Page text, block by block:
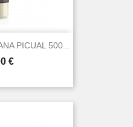
PICUAL 500...
€